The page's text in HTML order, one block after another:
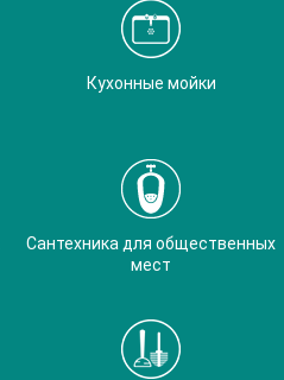
Кухонные мойки
Сантехника для общественных
мест